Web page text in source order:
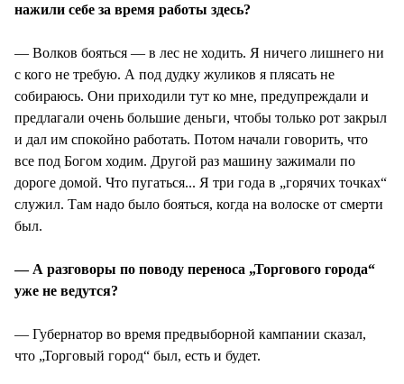
нажили себе за время работы здесь?
— Волков бояться — в лес не ходить. Я ничего лишнего ни
с кого не требую. А под дудку жуликов я плясать не
собираюсь. Они приходили тут ко мне, предупреждали и
предлагали очень большие деньги, чтобы только рот закрыл
и дал им спокойно работать. Потом начали говорить, что
все под Богом ходим. Другой раз машину зажимали по
дороге домой. Что пугаться... Я три года в „горячих точках“
служил. Там надо было бояться, когда на волоске от смерти
был.
— А разговоры по поводу переноса „Торгового города“
уже не ведутся?
— Губернатор во время предвыборной кампании сказал,
что „Торговый город“ был, есть и будет.